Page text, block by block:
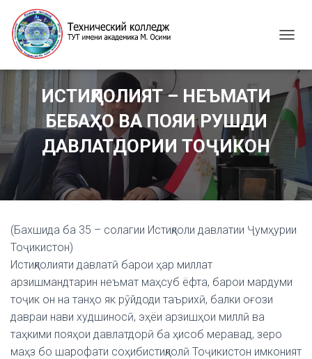
G
L
E
G
O
ИСТИҚЛОЛИЯТ – НЕЪМАТИ
БЕБАҲО ВА ПОЯИ РУШДИ
ДАВЛАТДОРИИ ТОҶИКОН
(Бахшида ба 35 – солагии Истиқлоли давлатии Ҷумҳурии
Тоҷикистон)
Истиқлолияти давлатӣ барои ҳар миллат
арзишмандтарин неъмат маҳсуб ёфта, барои мардуми
тоҷик он на танҳо як рӯйдоди таърихӣ, балки оғози
давраи нави худшиносӣ, эҳёи арзишҳои миллӣ ва
таҳкими пояҳои давлатдорӣ ба ҳисоб меравад, зеро
маҳз бо шарофати соҳибистиқлолӣ Тоҷикистон имконият